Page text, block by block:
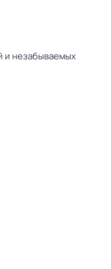
и незабываемых